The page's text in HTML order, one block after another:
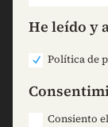
He leído y
Política de
Consiento